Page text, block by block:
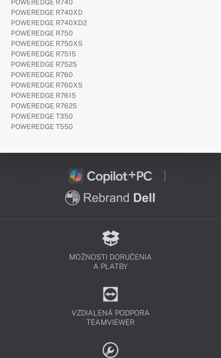
POWEREDGE R740
POWEREDGE R740XD
POWEREDGE R740XD2
POWEREDGE R750
POWEREDGE R750XS
POWEREDGE R7515
POWEREDGE R7525
POWEREDGE R760
POWEREDGE R760XS
POWEREDGE R7615
POWEREDGE R7625
POWEREDGE T350
POWEREDGE T550
MOŽNOSTI DORUČENIA
A PLATBY
VZDIALENÁ PODPORA
TEAMVIEWER